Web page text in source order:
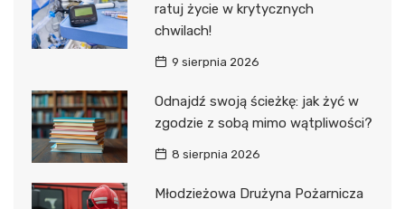
ratuj życie w krytycznych
chwilach!
9 sierpnia 2026
Odnajdź swoją ścieżkę: jak żyć w
zgodzie z sobą mimo wątpliwości?
8 sierpnia 2026
Młodzieżowa Drużyna Pożarnicza